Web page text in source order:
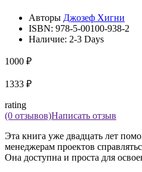
Авторы Джозеф Хигни
ISBN: 978-5-00100-938-2
Наличие: 2-3 Days
1000 ₽
1333 ₽
rating
(0 отзывов)Написать отзыв
Эта книга уже двадцать лет
менеджерам проектов
Она доступна и проста для